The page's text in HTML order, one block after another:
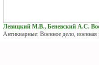
Левицкий М.В., Беневский А.С.
Антикварные: Военное дело, военная